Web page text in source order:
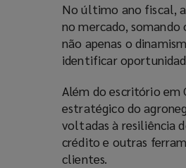
No último ano fiscal,
no mercado, somando
não apenas o
identificar
Além do escritório em
estratégico do
voltadas à resiliência
crédito e outras
clientes.